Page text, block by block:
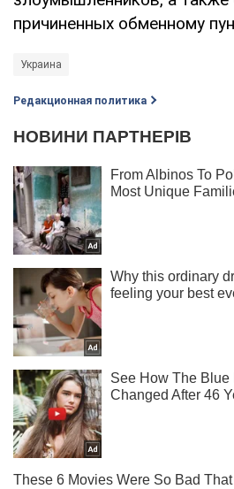
причиненных обменному
Украина
Редакционная политика